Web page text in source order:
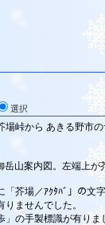
選択
峠から あきる野市
山案内図。左端上が
芥場／ｱｸﾀﾊﾞ」の文
ませんでした。
の手製標識が有りま